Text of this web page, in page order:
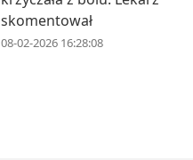
skomentował
08-02-2026 16:28:08